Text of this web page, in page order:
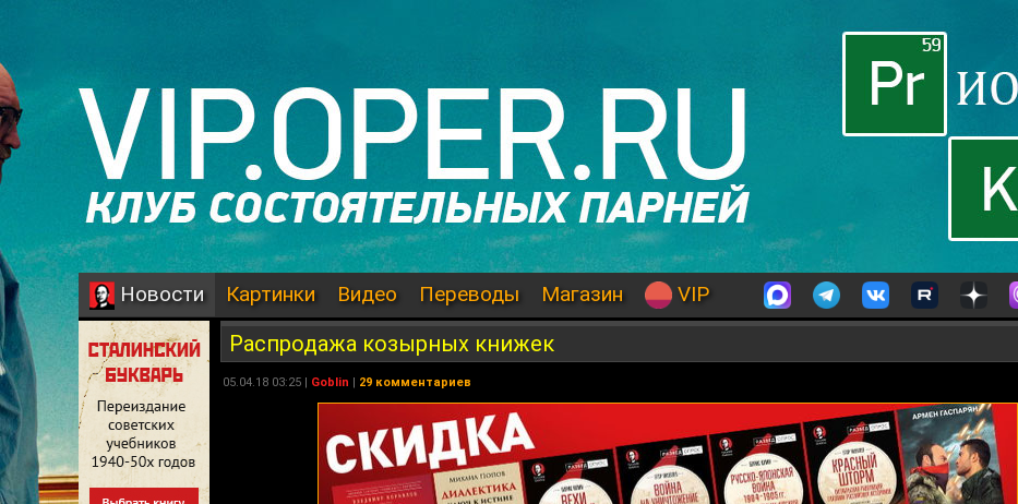
Новости Картинки Видео Переводы Магазин VIP
Распродажа козырных книжек
05.04.18 03:25 | Goblin | 29 комментариев